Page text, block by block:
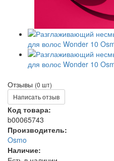
Отзывы (0 шт)
Написать отзыв
Код товара:
b00065743
Производитель:
Osmo
Наличие: